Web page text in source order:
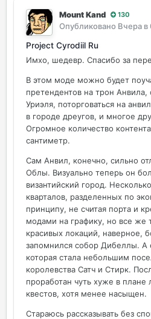
Mount Kand 130
Опубликовано Вчера в
Project Cyrodiil Ru
Имхо, шедевр. Спасибо за
В этом моде можно будет
претендентов на трон Анвила,
Уриэля, поторговаться на
в городе дреугов, и многое
Огромное количество
сантиметр.
Сам Анвил, конечно, сильно
Облы. Визуально теперь он
византийский город.
кварталов, разделенных по
принципу, не считая порта и
модами на графику, но все же
красивых локаций, наверное,
запомнился собор Дибеллы. А
которая стала небольшим
королевства Сатч и Стирк.
проработан чуть хуже в плане
квестов, хотя менее насыщен.
Стараюсь рассказывать без